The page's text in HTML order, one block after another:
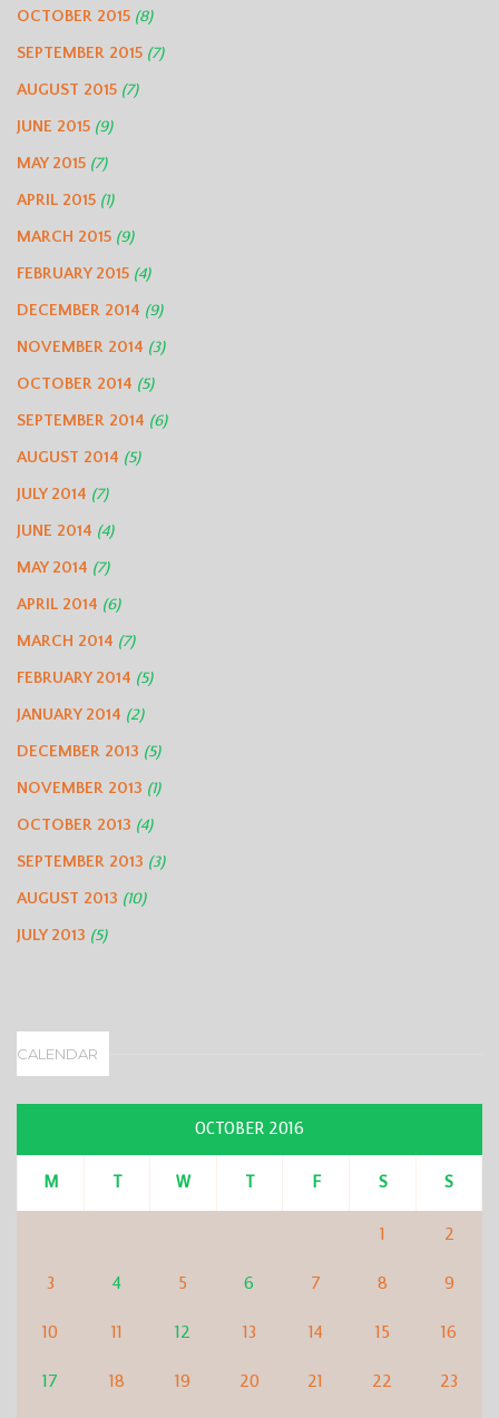
OCTOBER 2015 (8)
SEPTEMBER 2015 (7)
AUGUST 2015 (7)
JUNE 2015 (9)
MAY 2015 (7)
APRIL 2015 (1)
MARCH 2015 (9)
FEBRUARY 2015 (4)
DECEMBER 2014 (9)
NOVEMBER 2014 (3)
OCTOBER 2014 (5)
SEPTEMBER 2014 (6)
AUGUST 2014 (5)
JULY 2014 (7)
JUNE 2014 (4)
MAY 2014 (7)
APRIL 2014 (6)
MARCH 2014 (7)
FEBRUARY 2014 (5)
JANUARY 2014 (2)
DECEMBER 2013 (5)
NOVEMBER 2013 (1)
OCTOBER 2013 (4)
SEPTEMBER 2013 (3)
AUGUST 2013 (10)
JULY 2013 (5)
CALENDAR
OCTOBER 2016
M T W T F S S
1 2
3 4 5 6 7 8 9
10 11 12 13 14 15 16
17 18 19 20 21 22 23